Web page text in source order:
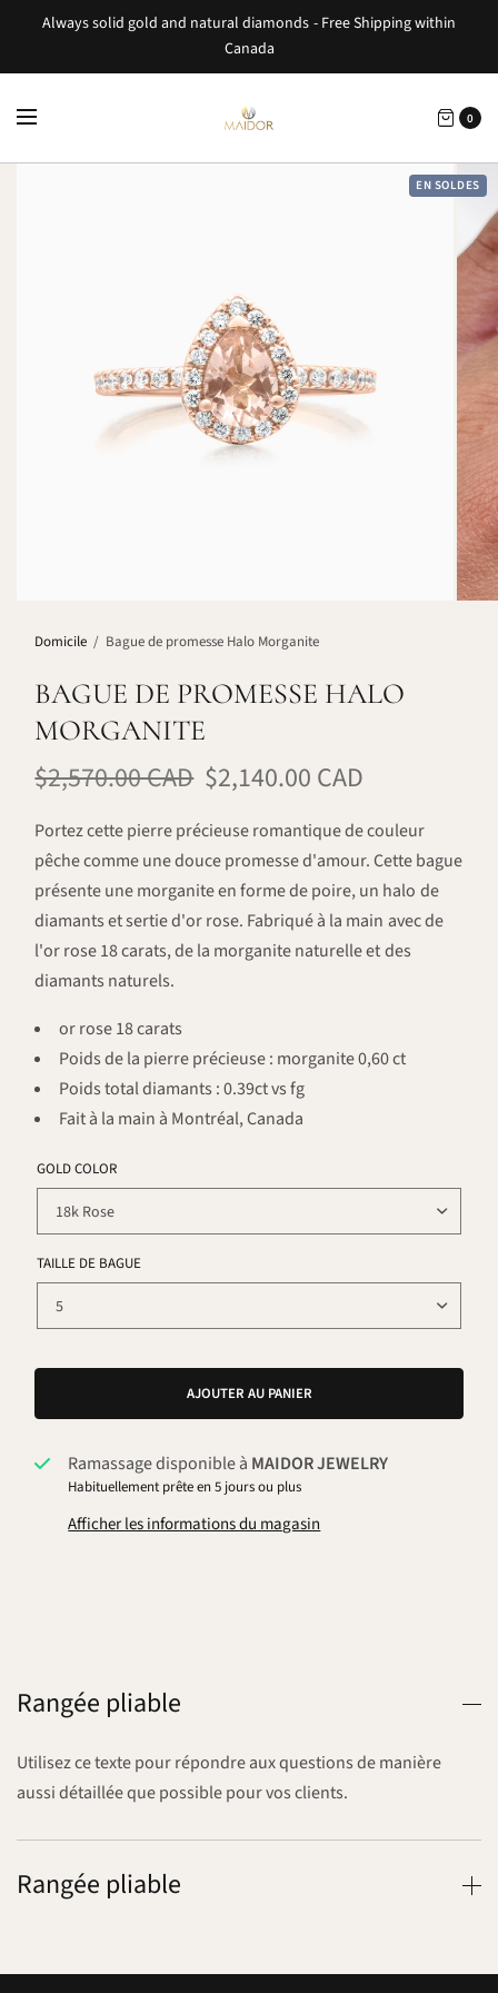
Always solid gold and natural diamonds - Free Shipping within
Canada
0
EN SOLDES
Domicile / Bague de promesse Halo Morganite
BAGUE DE PROMESSE HALO
MORGANITE
$2,570.00 CAD $2,140.00 CAD
Portez cette pierre précieuse romantique de couleur
pêche comme une douce promesse d'amour. Cette bague
présente une morganite en forme de poire, un halo de
diamants et sertie d'or rose. Fabriqué à la main avec de
l'or rose 18 carats, de la morganite naturelle et des
diamants naturels.
or rose 18 carats
Poids de la pierre précieuse : morganite 0,60 ct
Poids total diamants : 0.39ct vs fg
Fait à la main à Montréal, Canada
GOLD COLOR
TAILLE DE BAGUE
AJOUTER AU PANIER
Ramassage disponible à MAIDOR JEWELRY
Habituellement prête en 5 jours ou plus
Afficher les informations du magasin
Rangée pliable
Utilisez ce texte pour répondre aux questions de manière
aussi détaillée que possible pour vos clients.
Rangée pliable